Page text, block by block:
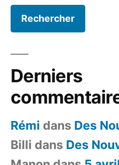
Derniers
Rémi dans Des
Billi dans Des